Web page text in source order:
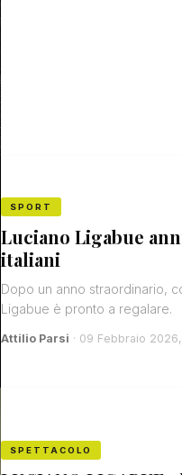
SPORT
Luciano Ligabue
italiani
Dopo un anno straordinario,
Ligabue è pronto a regalare.
Attilio Parsi · 09 Febbraio
SPETTACOLO